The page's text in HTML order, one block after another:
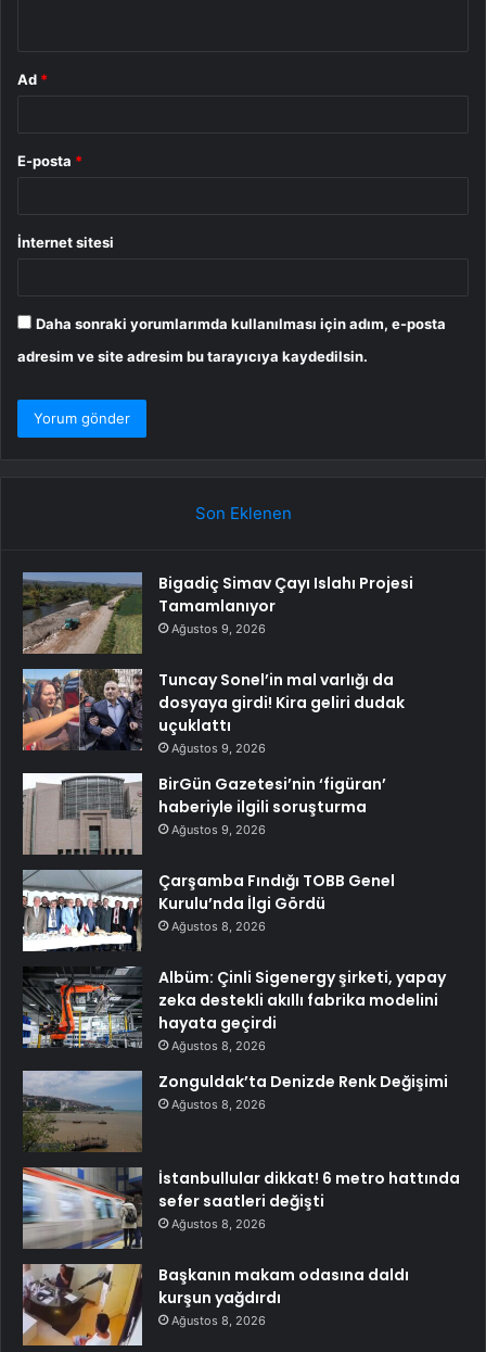
Ad *
E-posta *
İnternet sitesi
Daha sonraki yorumlarımda kullanılması için adım, e-posta
adresim ve site adresim bu tarayıcıya kaydedilsin.
Son Eklenen
Bigadiç Simav Çayı Islahı Projesi
Tamamlanıyor
Ağustos 9, 2026
Tuncay Sonel’in mal varlığı da
dosyaya girdi! Kira geliri dudak
uçuklattı
Ağustos 9, 2026
BirGün Gazetesi’nin ‘figüran’
haberiyle ilgili soruşturma
Ağustos 9, 2026
Çarşamba Fındığı TOBB Genel
Kurulu’nda İlgi Gördü
Ağustos 8, 2026
Albüm: Çinli Sigenergy şirketi, yapay
zeka destekli akıllı fabrika modelini
hayata geçirdi
Ağustos 8, 2026
Zonguldak’ta Denizde Renk Değişimi
Ağustos 8, 2026
İstanbullular dikkat! 6 metro hattında
sefer saatleri değişti
Ağustos 8, 2026
Başkanın makam odasına daldı
kurşun yağdırdı
Ağustos 8, 2026